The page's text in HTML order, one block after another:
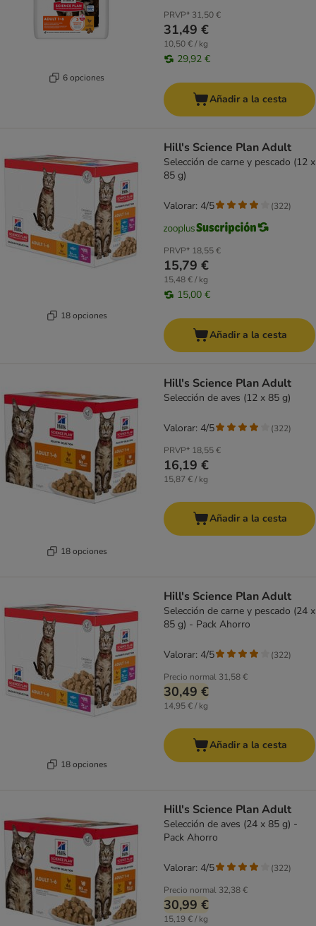
6 opciones
PRVP* 31,50 €
31,49 €
10,50 € / kg
29,92 €
Añadir a la cesta
18 opciones
Hill's Science Plan Adult
Selección de carne y pescado (12 x
85 g)
PRVP* 18,55 €
15,79 €
15,48 € / kg
15,00 €
Valorar: 4/5 (322)
Añadir a la cesta
18 opciones
Hill's Science Plan Adult
Selección de aves (12 x 85 g)
PRVP* 18,55 €
16,19 €
15,87 € / kg
Valorar: 4/5 (322)
Añadir a la cesta
18 opciones
Hill's Science Plan Adult
Selección de carne y pescado (24 x
85 g) - Pack Ahorro
Precio normal 31,58 €
30,49 €
14,95 € / kg
Valorar: 4/5 (322)
Añadir a la cesta
Hill's Science Plan Adult
Selección de aves (24 x 85 g) -
Pack Ahorro
Precio normal 32,38 €
30,99 €
15,19 € / kg
Valorar: 4/5 (322)